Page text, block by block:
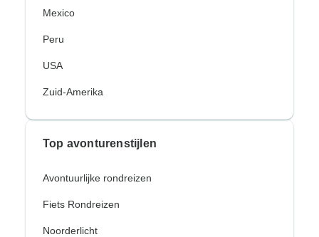
Mexico
Peru
USA
Zuid-Amerika
Top avonturenstijlen
Avontuurlijke rondreizen
Fiets Rondreizen
Noorderlicht